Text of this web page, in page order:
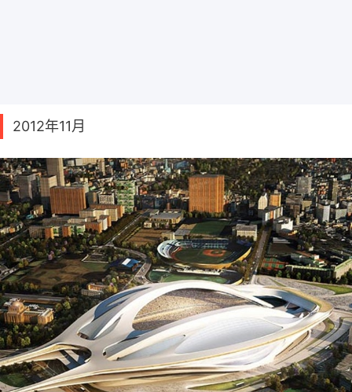
2012年11月